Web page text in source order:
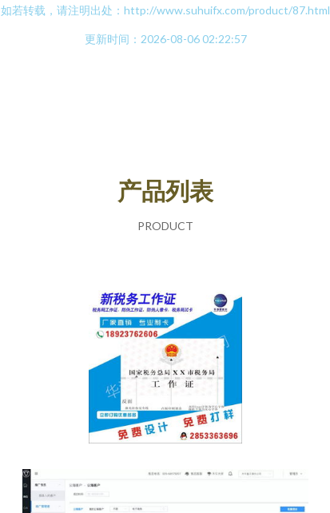
如若转载，请注明出处：http://www.suhuifx.com/product/87.html
更新时间：2026-08-06 02:22:57
产品列表
PRODUCT